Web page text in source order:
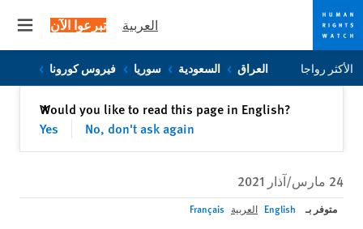
Skip
to
Skip
to
العربية تبرعوا الآن
الأكثر رواجا العراق السعودية سوريا فيروس كورونا
Would you like to read this page in English?
Yes
No, don't ask again
✕إغلاق
24 مارس/آذار 2021
متوفر بـ English العربية Français